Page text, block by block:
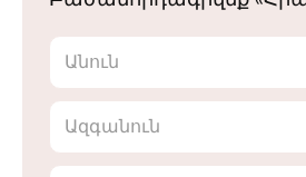
Անուն
Ազգանուն